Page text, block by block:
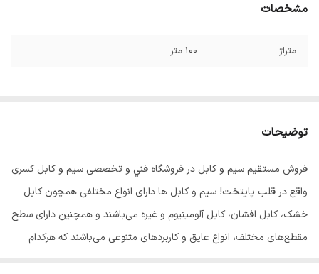
مشخصات
متراژ 100 متر
توضیحات
فروش مستقيم سيم و كابل در فروشگاه فني و تخصصی سيم و كابل کسری
واقع در قلب پايتخت! سیم و کابل ها دارای انواع مختلفی همچون کابل
خشک، کابل افشان، کابل آلومینیوم و غیره می‌باشند و همچنین دارای سطح
مقطع‌های مختلف، انواع عایق و کاربردهای متنوعی می‌باشند که هرکدام